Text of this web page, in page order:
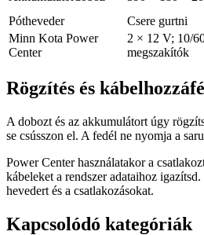
Pótheveder
Csere gurtni
Minn Kota Power
Center
2 × 12 V; 10/
megszakítók
Rögzítés és
A dobozt és az akkumulátort úgy
se csússzon el. A fedél ne nyomja a
Power Center használatakor a
kábeleket a rendszer adataihoz
hevedert és a csatlakozásokat.
Kapcsolódó kategóriák